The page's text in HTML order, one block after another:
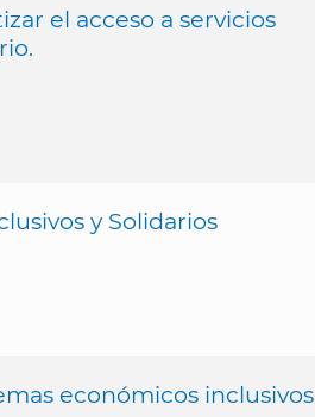
el acceso a servicios
y Solidarios
económicos inclusivos